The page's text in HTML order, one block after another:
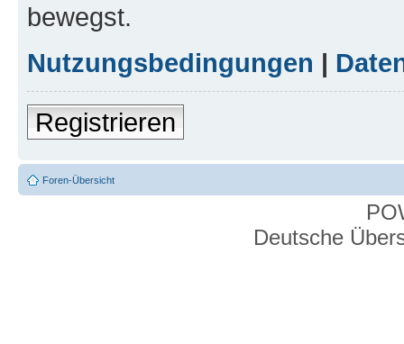
bewegst.
Nutzungsbedingungen |
Registrieren
Foren-Übersicht
Deutsche